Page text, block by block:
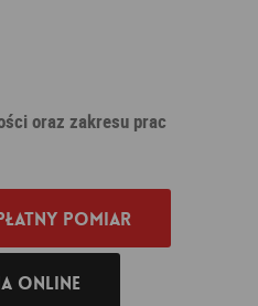
oraz zakresu prac
pomiar
online